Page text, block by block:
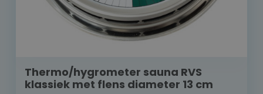
Thermo/hygrometer sauna RVS
klassiek met flens diameter 13 cm